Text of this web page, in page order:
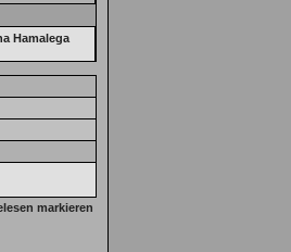
Hamalega
markieren